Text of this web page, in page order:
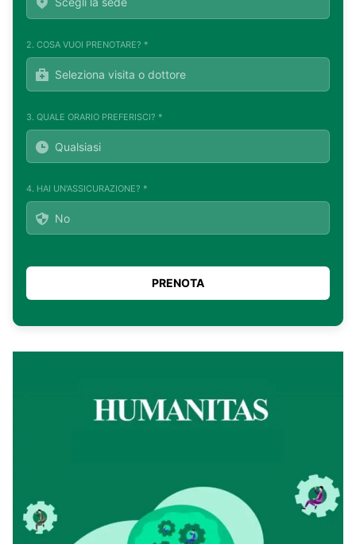
2. COSA VUOI PRENOTARE? *
3. QUALE ORARIO PREFERISCI? *
4. HAI UN'ASSICURAZIONE? *